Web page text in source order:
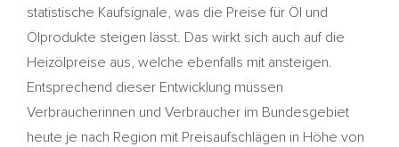
statistische Kaufsignale, was die Preise für Öl und
Ölprodukte steigen lässt. Das wirkt sich auch auf die
Heizölpreise aus, welche ebenfalls mit ansteigen.
Entsprechend dieser Entwicklung müssen
Verbraucherinnen und Verbraucher im Bundesgebiet
heute je nach Region mit Preisaufschlägen in Höhe von